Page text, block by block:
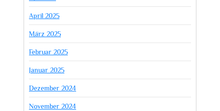
April 2025
März 2025
Februar 2025
Januar 2025
Dezember 2024
November 2024